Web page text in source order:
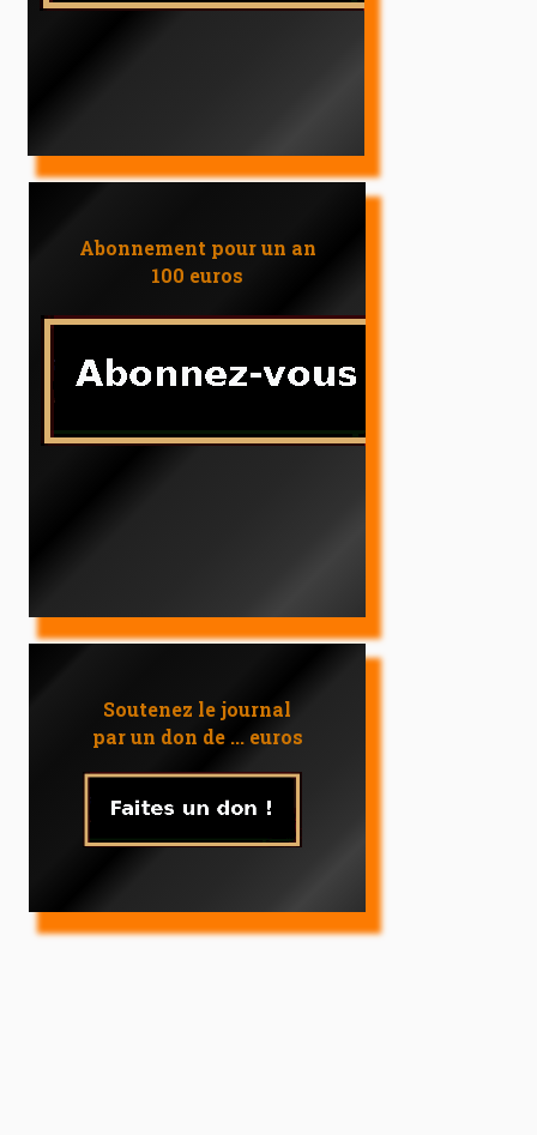
Abonnement pour un an
100 euros
Soutenez le journal
par un don de ... euros